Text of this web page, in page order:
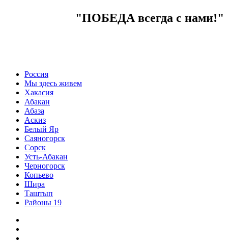
"ПОБЕДА всегда с нами!"
Россия
Мы здесь живем
Хакасия
Абакан
Абаза
Аскиз
Белый Яр
Саяногорск
Сорск
Усть-Абакан
Черногорск
Копьево
Шира
Таштып
Районы 19